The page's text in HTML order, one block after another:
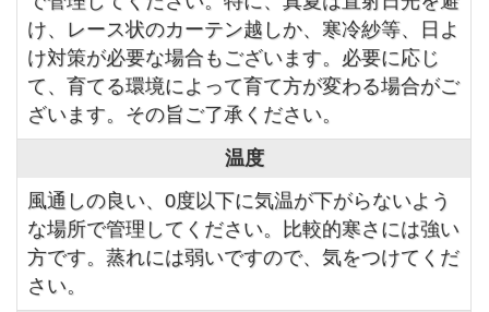
け、レース状のカーテン越しか、寒冷紗等、日よ
け対策が必要な場合もございます。必要に応じ
て、育てる環境によって育て方が変わる場合がご
ざいます。その旨ご了承ください。
温度
風通しの良い、0度以下に気温が下がらないよう
な場所で管理してください。比較的寒さには強い
方です。蒸れには弱いですので、気をつけてくだ
さい。